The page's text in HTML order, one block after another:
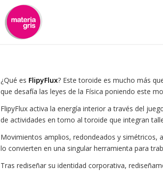
¿Qué es FlipyFlux? Este toroide es mucho más
que desafía las leyes de la Física poniendo este
FlipyFlux activa la energía interior a través del
de actividades en torno al toroide que integran
Movimientos amplios, redondeados y simétricos,
lo convierten en una singular herramienta para
Tras rediseñar su identidad corporativa,